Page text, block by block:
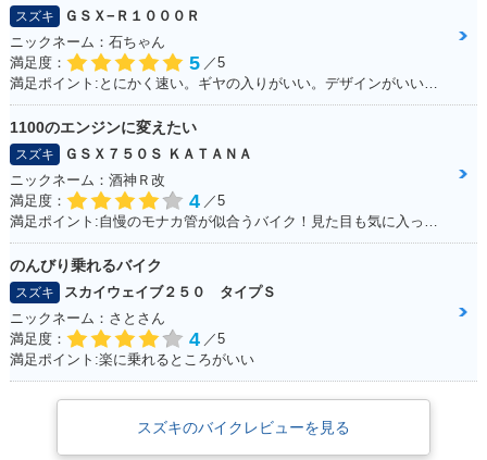
スズキ
ＧＳＸ−Ｒ１０００Ｒ
ニックネーム：石ちゃん
満足度：
5 ／5
満足ポイント:とにかく速い。ギヤの入りがいい。デザインがいい！！
1100のエンジンに変えたい
スズキ
ＧＳＸ７５０Ｓ ＫＡＴＡＮＡ
ニックネーム：酒神Ｒ改
満足度：
4 ／5
満足ポイント:自慢のモナカ管が似合うバイク！見た目も気に入っています！
のんびり乗れるバイク
スズキ
スカイウェイブ２５０ タイプＳ
ニックネーム：さとさん
満足度：
4 ／5
満足ポイント:楽に乗れるところがいい
スズキのバイクレビューを見る